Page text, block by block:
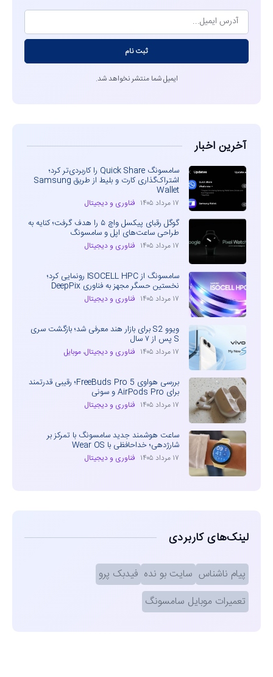
ثبت نام
ایمیل شما منتشر نخواهد شد.
آخرین اخبار
سامسونگ Quick Share را کاربردی‌تر کرد؛
اشتراک‌گذاری کارت و بلیط از طریق Samsung
Wallet
۱۷ مرداد ۱۴۰۵ فناوری و دیجیتال
گوگل رقبای پیکسل واچ ۵ را هدف گرفت؛ کنایه به
طراحی ساعت‌های اپل و سامسونگ
۱۷ مرداد ۱۴۰۵ فناوری و دیجیتال
سامسونگ از ISOCELL HPC رونمایی کرد؛
نخستین حسگر مجهز به فناوری DeepPix
۱۷ مرداد ۱۴۰۵ فناوری و دیجیتال
ویوو S2 برای بازار هند معرفی شد؛ بازگشت سری
S پس از ۷ سال
۱۷ مرداد ۱۴۰۵ فناوری و دیجیتال، موبایل
بررسی هواوی FreeBuds Pro 5؛ رقیبی قدرتمند
برای AirPods Pro و سونی
۱۷ مرداد ۱۴۰۵ فناوری و دیجیتال
ساعت هوشمند جدید سامسونگ با تمرکز بر
شارژدهی؛ خداحافظی با Wear OS
۱۷ مرداد ۱۴۰۵ فناوری و دیجیتال
لینک‌های کاربردی
پیام ناشناس سایت بو نده فیدبک پرو
تعمیرات موبایل سامسونگ